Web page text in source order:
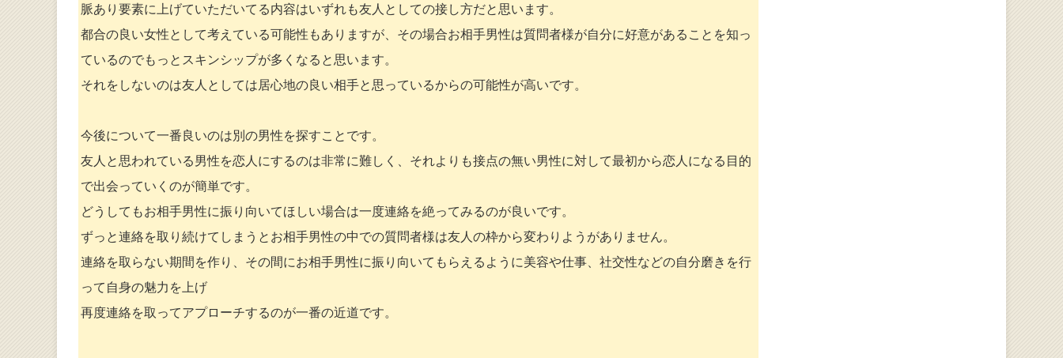
脈あり要素に上げていただいてる内容はいずれも友人としての接し方だと思います。
都合の良い女性として考えている可能性もありますが、その場合お相手男性は質問者様が自分に好意があることを知っ
ているのでもっとスキンシップが多くなると思います。
それをしないのは友人としては居心地の良い相手と思っているからの可能性が高いです。
今後について一番良いのは別の男性を探すことです。
友人と思われている男性を恋人にするのは非常に難しく、それよりも接点の無い男性に対して最初から恋人になる目的
で出会っていくのが簡単です。
どうしてもお相手男性に振り向いてほしい場合は一度連絡を絶ってみるのが良いです。
ずっと連絡を取り続けてしまうとお相手男性の中での質問者様は友人の枠から変わりようがありません。
連絡を取らない期間を作り、その間にお相手男性に振り向いてもらえるように美容や仕事、社交性などの自分磨きを行
って自身の魅力を上げ
再度連絡を取ってアプローチするのが一番の近道です。